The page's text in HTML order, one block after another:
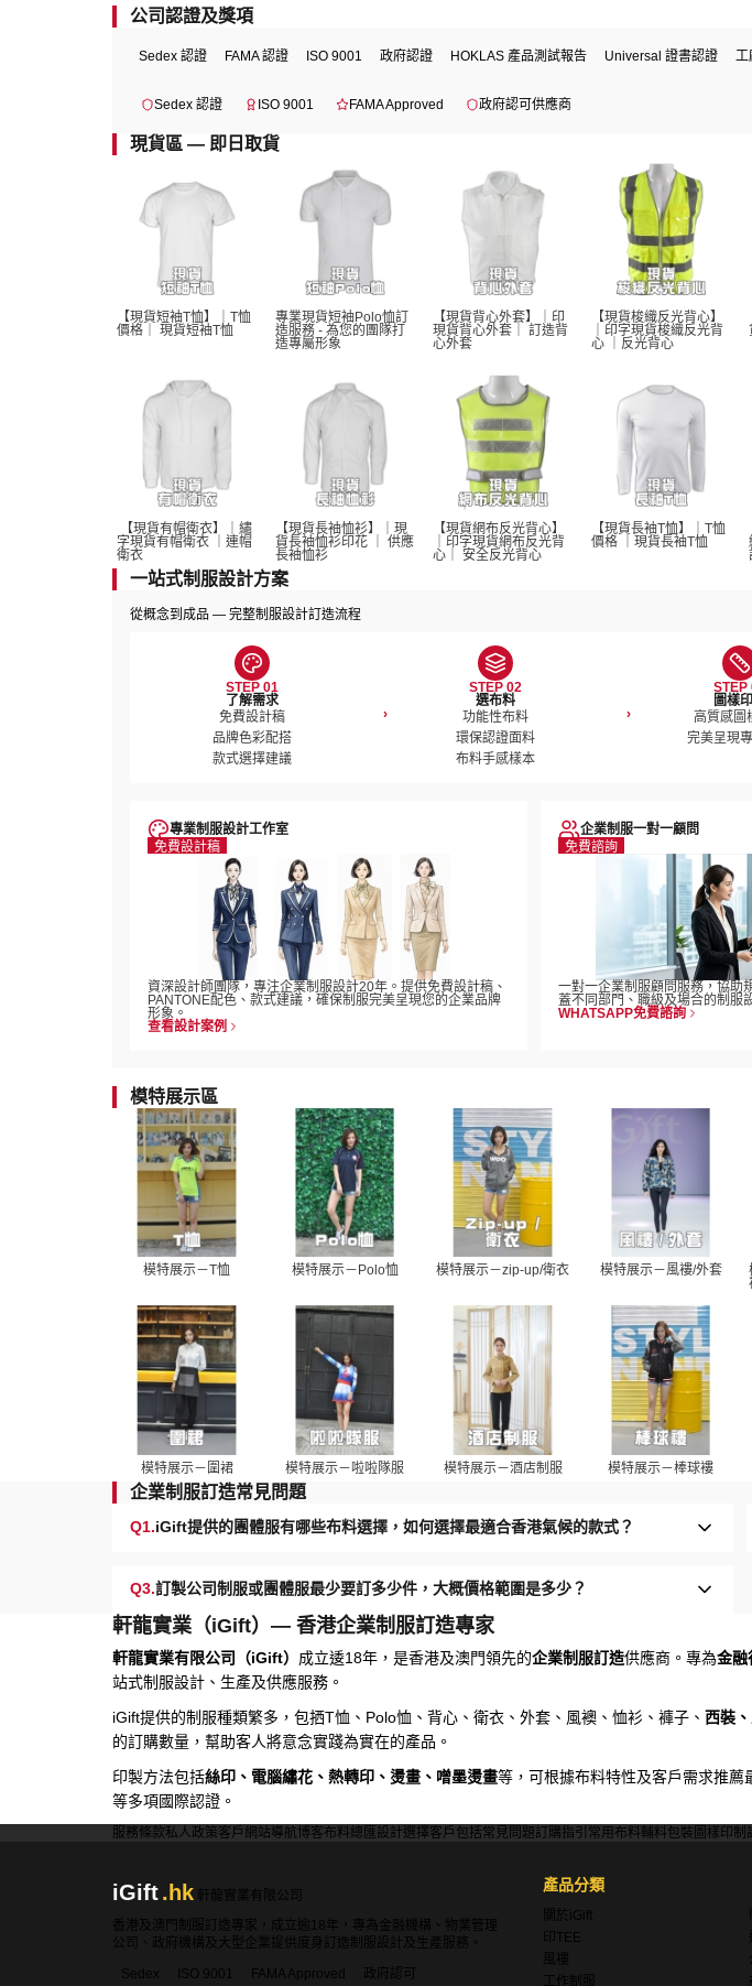
公司認證及獎項
Sedex 認證 FAMA 認證 ISO 9001 政府認證 HOKLAS 產品測試報告 Universal 證書認證 工
Sedex 認證 ISO 9001 FAMA Approved 政府認可供應商
現貨區 — 即日取貨
【現貨短袖T恤】｜T恤
價格｜ 現貨短袖T恤
專業現貨短袖Polo恤訂
造服務 - 為您的團隊打
造專屬形象
【現貨背心外套】｜印
現貨背心外套｜ 訂造背
心外套
【現貨梭織反光背心】
｜印字現貨梭織反光背
心 ｜反光背心
字現貨有帽衛衣 ｜連帽
衛衣
【現貨長袖恤衫】｜現
貨長袖恤衫印花 ｜ 供應
長袖恤衫
【現貨網布反光背心】
｜印字現貨網布反光背
心｜ 安全反光背心
【現貨長袖T恤】｜T恤
價格 ｜現貨長袖T恤
一站式制服設計方案
從概念到成品 — 完整制服設計訂造流程
STEP 01
了解需求
免費設計稿
品牌色彩配搭
款式選擇建議
›
STEP 02
選布料
功能性布料
環保認證面料
布料手感樣本
›
STEP
圖樣
高質感圖
完美呈現
專業制服設計工作室
免費設計稿
資深設計師團隊，專注企業制服設計20年。提供免費設計稿、
PANTONE配色、款式建議，確保制服完美呈現您的企業品牌
形象。
查看設計案例
企業制服一對一顧問
免費諮詢
一對一企業制服顧問服務，協助
蓋不同部門、職級及場合的制服
WHATSAPP免費諮詢
模特展示區
模特展示－T恤 模特展示－Polo恤 模特展示－zip-up/衛衣 模特展示－風褸/外套
模特展示－圍裙 模特展示－啦啦隊服 模特展示－酒店制服 模特展示－棒球褸
企業制服訂造常見問題
Q1.iGift提供的團體服有哪些布料選擇，如何選擇最適合香港氣候的款式？
Q3.訂製公司制服或團體服最少要訂多少件，大概價格範圍是多少？
軒龍實業（iGift）— 香港企業制服訂造專家
軒龍實業有限公司（iGift） 成立逶18年，是香港及澳門領先的企業制服訂造供應商。專為金融
站式制服設計、生產及供應服務。
iGift提供的制服種類繁多，包拪T恤、Polo恤、背心、衛衣、外套、風襖、恤衫、褲子、 西裝
的訂購數量，幫助客人將意念實踐為實在的產品。
印製方法包括絲印、電腦繡花、熱轉印、燙畫、噌墨燙畫等，可根據布料特性及客戶需求推
等多項國際認證。
服務條款私人政策客戶 網站導航博客布料總匯設計選擇客戶包括常見問題訂購指引 常用布料輔料包裝 圖樣印制
iGift.hk
軒龍實業有限公司
香港及澳門制服訂造專家，成立逾18年，專為金融機構、物業管理
公司、政府機構及大型企業提供度身訂造制服設計及生產服務。
Sedex
ISO 9001 FAMA Approved 政府認可
產品分類
關於iGift
印TEE
風褸
工作制服